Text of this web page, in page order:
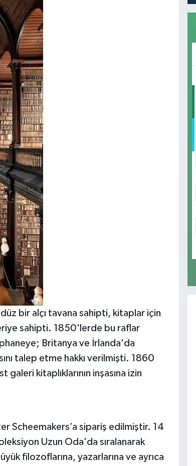
bir alçı tavana sahipti, kitaplar için
sahipti. 1850'lerde bu raflar
Britanya ve İrlanda'da
talep etme hakkı verilmişti. 1860
kitaplıklarının inşasına izin
Scheemakers’a sipariş edilmiştir. 14
Uzun Oda'da sıralanarak
filozoflarına, yazarlarına ve ayrıca